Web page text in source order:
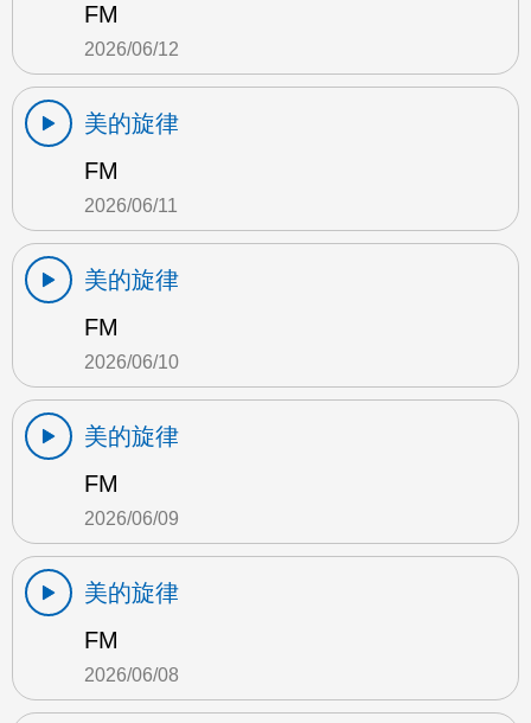
FM
2026/06/12
美的旋律
FM
2026/06/11
美的旋律
FM
2026/06/10
美的旋律
FM
2026/06/09
美的旋律
FM
2026/06/08